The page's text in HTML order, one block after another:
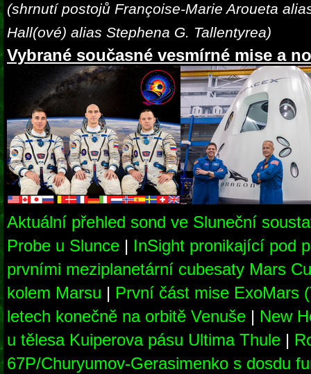
(shrnutí postojů Françoise-Marie Aroueta
Hall(ové) alias Stephena G. Tallentyrea)
Vybrané současné vesmírné mise a
Aktuální přehled sond ve Sluneční
Probe u Slunce
InSight pronikající pod
prvními meziplanetární cubesaty Mars
kolem Marsu
První část mise ExoMars
letech konečně na orbitě Venuše
New
u tělesa Kuiperova pásu Ultima Thule
67P/Churyumov-Gerasimenko s dosdu